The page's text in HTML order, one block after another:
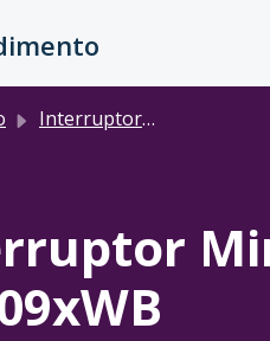
Interruptor - Mini Relé Módulo